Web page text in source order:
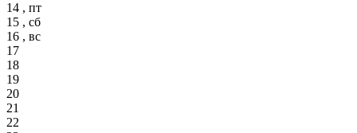
14 , пт
15 , сб
16 , вс
17
18
19
20
21
22